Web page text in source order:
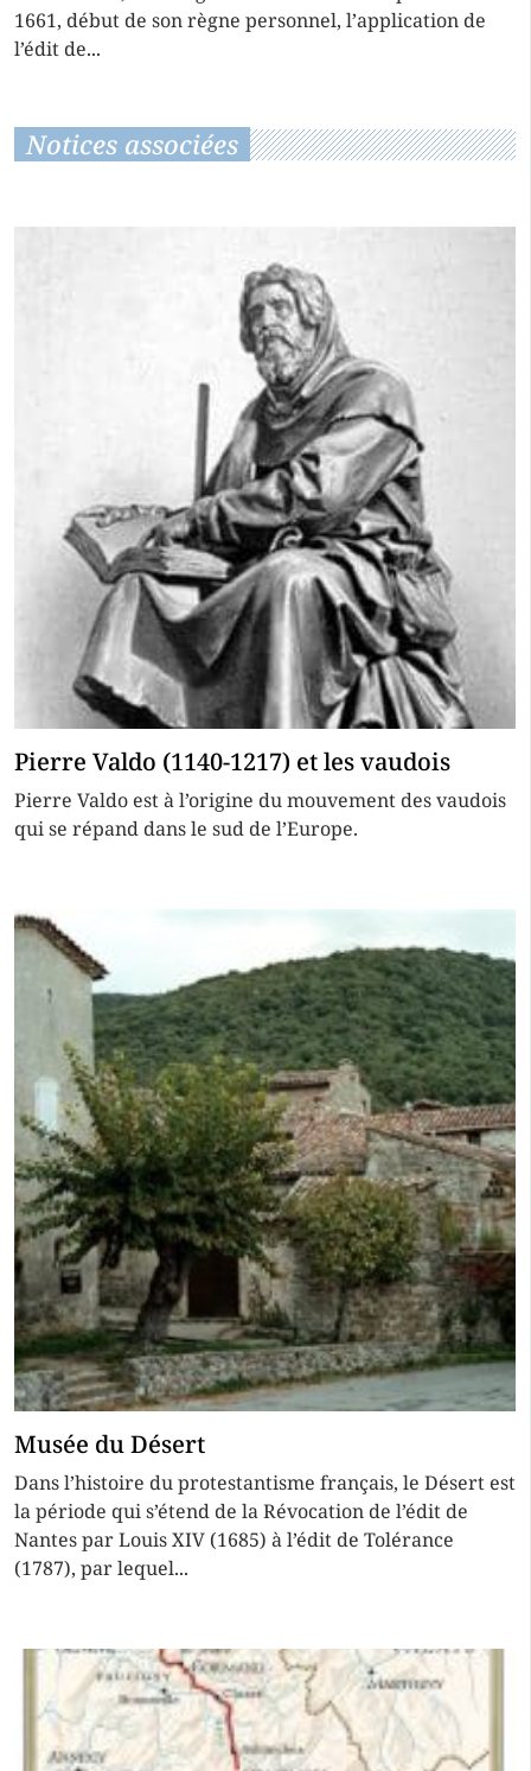
1661, début de son règne personnel, l’application de
l’édit de...
Notices associées
Pierre Valdo (1140-1217) et les vaudois
Pierre Valdo est à l’origine du mouvement des vaudois
qui se répand dans le sud de l’Europe.
Musée du Désert
Dans l’histoire du protestantisme français, le Désert est
la période qui s’étend de la Révocation de l’édit de
Nantes par Louis XIV (1685) à l’édit de Tolérance
(1787), par lequel...